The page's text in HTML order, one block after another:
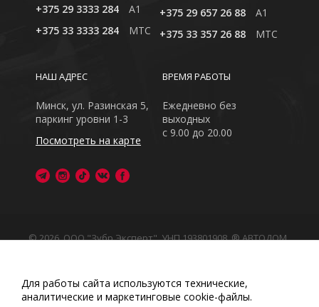
+375 29 3333 284
A1
+375 33 3333 284
MTC
+375 29 657 26 88
A1
+375 33 357 26 88
MTC
ВРЕМЯ РАБОТЫ
Ежедневно без
выходных
с 9.00 до 20.00
НАШ АДРЕС
Минск, ул. Разинская 5,
паркинг уровни 1-3
Посмотреть на карте
© 2026, ООО "Зубр Эксперт", УНП 193801908. ® АВТОДОМ
Обращаем Ваше внимание на то, что данный интернет-
сайт носит исключительно информационный характер
Любое использование либо копирование материалов
Для работы сайта используются технические,
аналитические и маркетинговые сооkіе-файлы.